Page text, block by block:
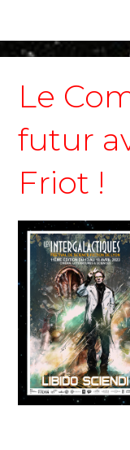
Le
futur
Friot !